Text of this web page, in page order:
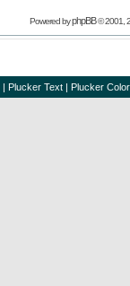
Powered byphpBB© 2001,
| Plucker Text | Plucker Color